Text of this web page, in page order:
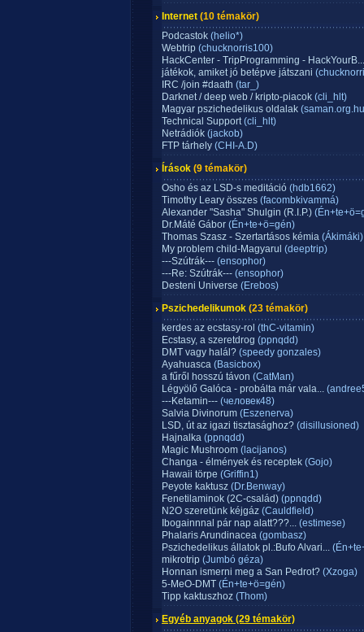
Internet (10 témakör)
Podcastok (helio*)
Webtrip (chucknorris100)
HackCenter - TripProgramming - HackYourB...
játékok, amiket jó betépve játszani
IRC /join #daath (tar_)
Darknet / deep web / kripto-piacok (cli_hlt)
Magyar pszichedelikus oldalak
Technical Support(cli_hlt)
Netrádiók (jackob)
FTP tárhely (CHI-A.D)
Írások (9 témakör)
Osho és az LSD-s meditáció (hdb1662)
Timothy Leary összes (facombkivammá)
Alexander "Sasha" Shulgin (R.I.P.)
Dr.Máté Gábor (Én+te+ö=gén)
Thomas Szasz - Szertartásos kémia (Ákimáki)
My problem child-Magyarul (deeptrip)
---Szútrák--- (ensophor)
---Re: Szútrák--- (ensophor)
Desteni Universe (Erebos)
Pszichedelikumok (23 témakör)
kerdes az ecstasy-rol (thC-vitamin)
Ecstasy, a szeretdrog (ppnqdd)
DMT vagy halál? (speedy gonzales)
Ayahuasca (Basicbox)
a fűről hosszú távon (CatMan)
Légyölő Galóca - probálta már vala...
---Ketamin--- (человек48)
Salvia Divinorum (Eszenerva)
LSD, út az igazi tisztasághoz? (disillusioned)
Hajnalka (ppnqdd)
Magic Mushroom (lacijanos)
Changa - élmények és receptek (Gojo)
Hawaii törpe (Griffin1)
Peyote kaktusz (Dr.Benway)
Fenetilaminok (2C-család) (ppnqdd)
N2O szeretünk kéjgáz (Cauldfield)
Ibogainnnal pár nap alatt???... (estimese)
Phalaris Arundinacea (gombasz)
Pszichedelikus állatok pl.:Bufo Alvari...
mikrotrip (Jumbó géza)
Honnan ismerni meg a San Pedrot? (Xzoga)
5-MeO-DMT (Én+te+ö=gén)
Tipp kaktuszhoz (Thom)
Egyéb anyagok (29 témakör)